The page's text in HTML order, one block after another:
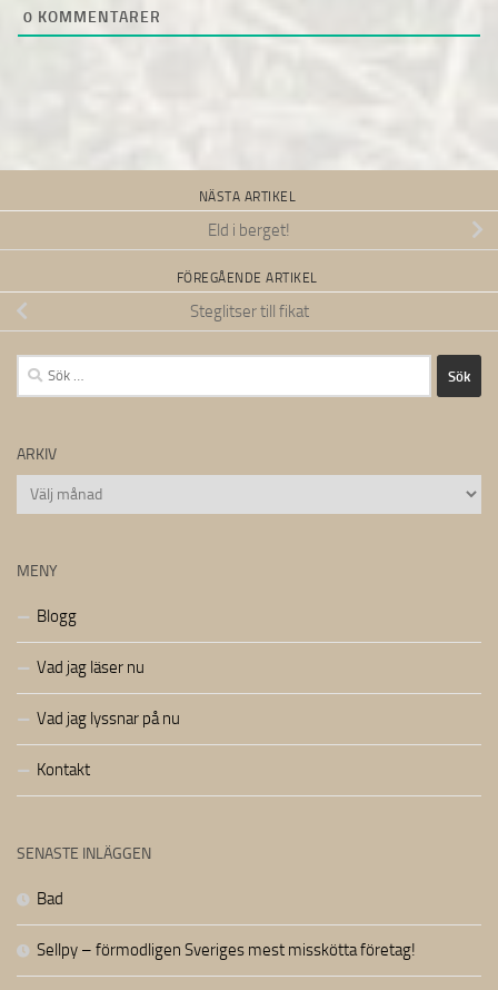
0 KOMMENTARER
NÄSTA ARTIKEL
Eld i berget!
FÖREGÅENDE ARTIKEL
Steglitser till fikat
Sök
efter:
ARKIV
Arkiv
MENY
Blogg
Vad jag läser nu
Vad jag lyssnar på nu
Kontakt
SENASTE INLÄGGEN
Bad
Sellpy – förmodligen Sveriges mest misskötta företag!